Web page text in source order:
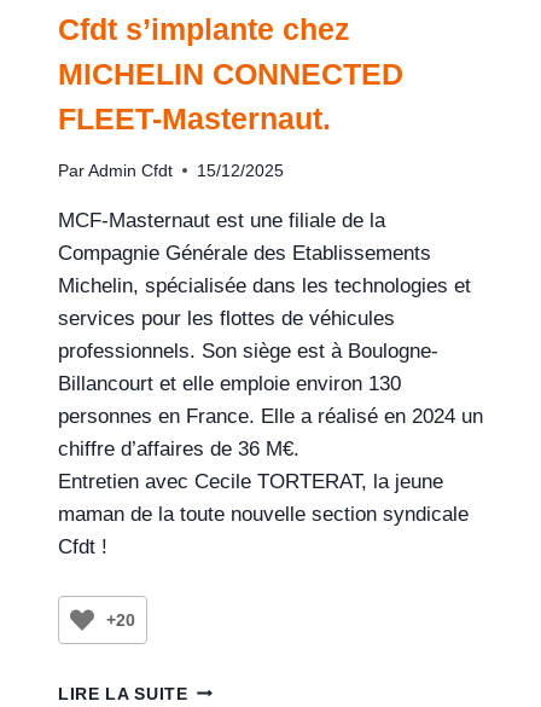
Cfdt s’implante chez
MICHELIN CONNECTED
FLEET-Masternaut.
Par Admin Cfdt 15/12/2025
MCF-Masternaut est une filiale de la
Compagnie Générale des Etablissements
Michelin, spécialisée dans les technologies et
services pour les flottes de véhicules
professionnels. Son siège est à Boulogne-
Billancourt et elle emploie environ 130
personnes en France. Elle a réalisé en 2024 un
chiffre d’affaires de 36 M€.
Entretien avec Cecile TORTERAT, la jeune
maman de la toute nouvelle section syndicale
Cfdt !
+20
LIRE LA SUITE